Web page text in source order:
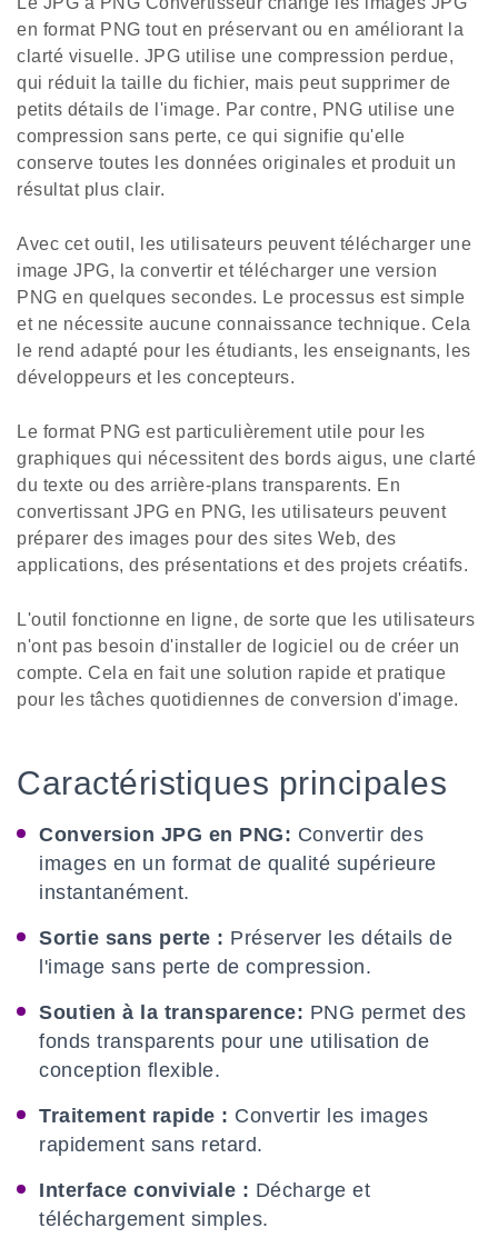
en format PNG tout en préservant ou en améliorant la
clarté visuelle. JPG utilise une compression perdue,
qui réduit la taille du fichier, mais peut supprimer de
petits détails de l'image. Par contre, PNG utilise une
compression sans perte, ce qui signifie qu'elle
conserve toutes les données originales et produit un
résultat plus clair.
Avec cet outil, les utilisateurs peuvent télécharger une
image JPG, la convertir et télécharger une version
PNG en quelques secondes. Le processus est simple
et ne nécessite aucune connaissance technique. Cela
le rend adapté pour les étudiants, les enseignants, les
développeurs et les concepteurs.
Le format PNG est particulièrement utile pour les
graphiques qui nécessitent des bords aigus, une clarté
du texte ou des arrière-plans transparents. En
convertissant JPG en PNG, les utilisateurs peuvent
préparer des images pour des sites Web, des
applications, des présentations et des projets créatifs.
L'outil fonctionne en ligne, de sorte que les utilisateurs
n'ont pas besoin d'installer de logiciel ou de créer un
compte. Cela en fait une solution rapide et pratique
pour les tâches quotidiennes de conversion d'image.
Caractéristiques principales
Conversion JPG en PNG: Convertir des
images en un format de qualité supérieure
instantanément.
Sortie sans perte : Préserver les détails de
l'image sans perte de compression.
Soutien à la transparence: PNG permet des
fonds transparents pour une utilisation de
conception flexible.
Traitement rapide : Convertir les images
rapidement sans retard.
Interface conviviale : Décharge et
téléchargement simples.